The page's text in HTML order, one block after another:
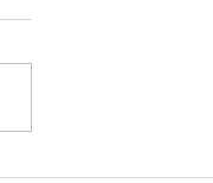
間で、 好きなものに囲ま